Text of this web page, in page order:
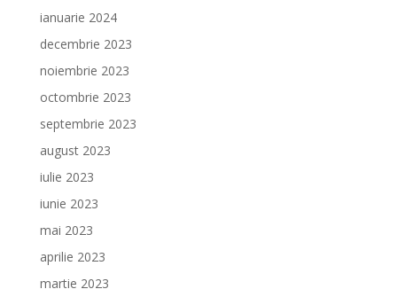
ianuarie 2024
decembrie 2023
noiembrie 2023
octombrie 2023
septembrie 2023
august 2023
iulie 2023
iunie 2023
mai 2023
aprilie 2023
martie 2023